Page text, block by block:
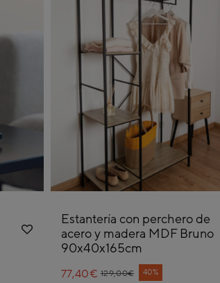
Estantería con perchero de
acero y madera MDF Bruno
90x40x165cm
Price reduced from
129,00€
to 40%
77,40€